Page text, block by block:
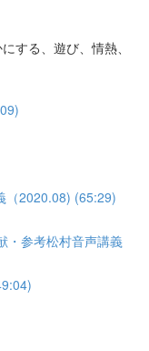
する、遊び、情熱、
（2020.08) (65:29)
・参考松村音声講義